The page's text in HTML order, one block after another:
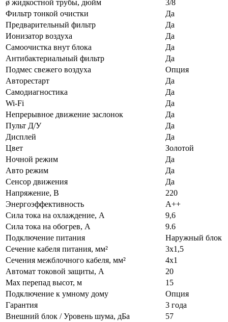
ø жидкостной трубы, дюйм
3/8
Фильтр тонкой очистки
Да
Предварительный фильтр
Да
Ионизатор воздуха
Да
Самоочистка внут блока
Да
Антибактериальный фильтр
Да
Подмес свежего воздуха
Опция
Авторестарт
Да
Самодиагностика
Да
Wi-Fi
Да
Непрерывное движение заслонок
Да
Пульт Д/У
Да
Дисплей
Да
Цвет
Золотой
Ночной режим
Да
Авто режим
Да
Сенсор движения
Да
Напряжение, В
220
Энергоэффективность
A++
Сила тока на охлаждение, А
9,6
Сила тока на обогрев, А
9.6
Подключение питания
Наружный блок
Сечение кабеля питания, мм²
3х1,5
Сечения межблочного кабеля, мм²
4х1
Автомат токовой защиты, А
20
Max перепад высот, м
15
Подключение к умному дому
Опция
Гарантия
3 года
Внешний блок / Уровень шума, дБа
57